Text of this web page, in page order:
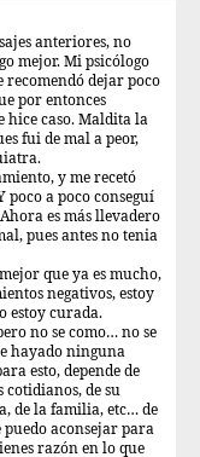
anteriores, no
mejor. Mi psicólogo
recomendó dejar poco
por entonces
hice caso. Maldita la
fui de mal a peor,
y me recetó
poco a poco conseguí
es más llevadero
pues antes no tenia
que ya es mucho,
negativos, estoy
estoy curada.
no se como… no se
hayado ninguna
esto, depende de
cotidianos, de su
de la familia, etc… de
aconsejar para
razón en lo que